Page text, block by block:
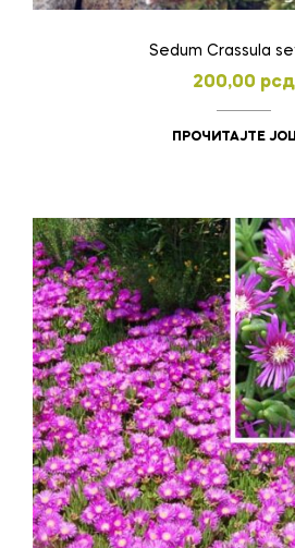
Sedum Crassula
200,00 рсд
ПРОЧИТАЈТЕ